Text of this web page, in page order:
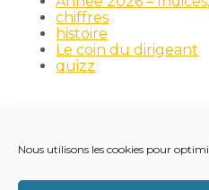
Nous utilisons les cookies pour
chiffres
histoire
Le coin du dirigeant
quizz
Principale